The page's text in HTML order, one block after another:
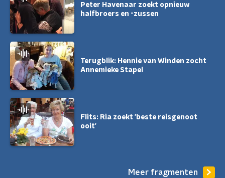
Peter Havenaar zoekt opnieuw
halfbroers en -zussen
Terugblik: Hennie van Winden zocht
Annemieke Stapel
Flits: Ria zoekt 'beste reisgenoot
ooit'
Meer fragmenten